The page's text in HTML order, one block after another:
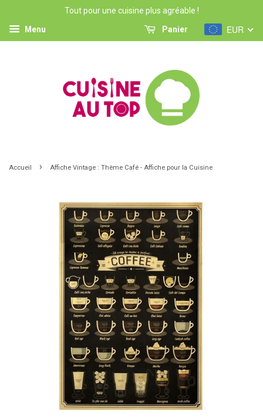
Tout pour une cuisine plus agréable !
Menu EUR
Panier
Accueil › Affiche Vintage : Thème Café - Affiche pour la Cuisine